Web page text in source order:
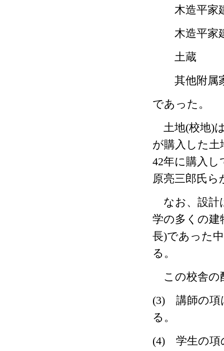
木造
木造平
土
其
であった。
土地(校地)
が購入した土
42年に購入し
原亮三郎氏
なお、設計
学の多くの建
長)であった
る。
この校舎の
(3) 講師の項
る。
(4) 学生の項